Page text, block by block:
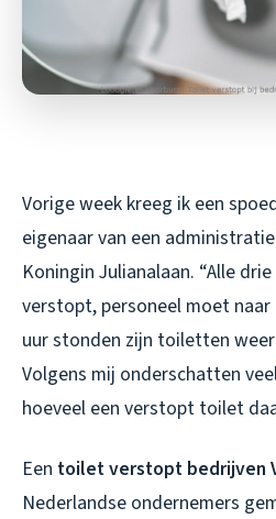
Vorige week kreeg ik een
eigenaar van een
Koningin Julianalaan. “Alle
verstopt, personeel moet naar
uur stonden zijn toiletten
Volgens mij onderschatten
hoeveel een verstopt toilet
Een toilet verstopt bedrijven
Nederlandse ondernemers